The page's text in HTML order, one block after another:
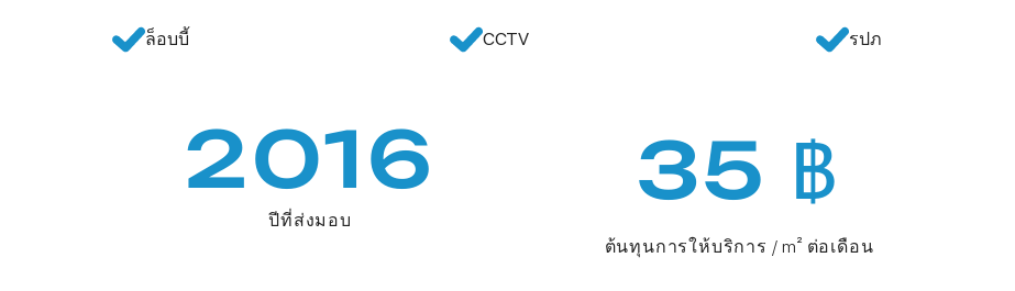
ล็อบบี้ CCTV รปภ
2016
ปีที่ส่งมอบ
35 ฿
ต้นทุนการให้บริการ / m² ต่อเดือน